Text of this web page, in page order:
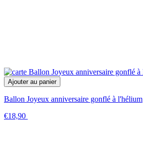
Ajouter au panier
Ballon Joyeux anniversaire gonflé à l'hélium
€18,90